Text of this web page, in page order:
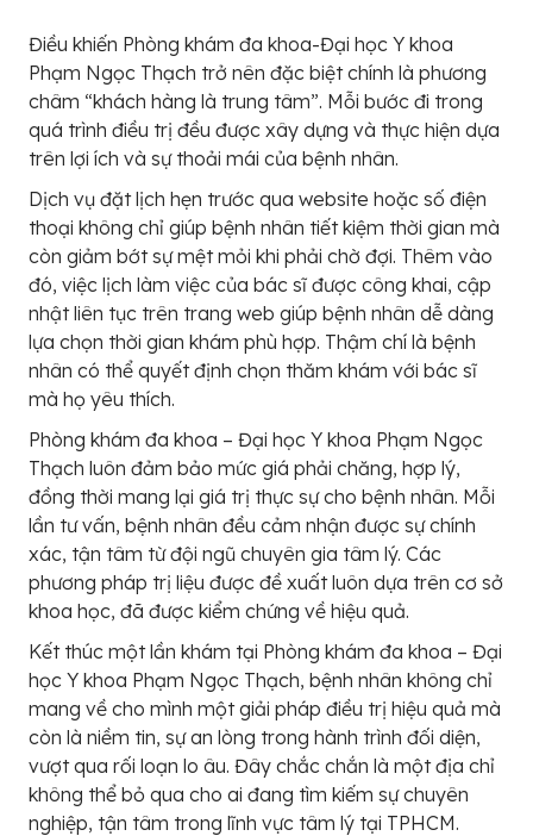
Điều khiến Phòng khám đa khoa-Đại học Y khoa
Phạm Ngọc Thạch trở nên đặc biệt chính là phương
châm “khách hàng là trung tâm”. Mỗi bước đi trong
quá trình điều trị đều được xây dựng và thực hiện dựa
trên lợi ích và sự thoải mái của bệnh nhân.
Dịch vụ đặt lịch hẹn trước qua website hoặc số điện
thoại không chỉ giúp bệnh nhân tiết kiệm thời gian mà
còn giảm bớt sự mệt mỏi khi phải chờ đợi. Thêm vào
đó, việc lịch làm việc của bác sĩ được công khai, cập
nhật liên tục trên trang web giúp bệnh nhân dễ dàng
lựa chọn thời gian khám phù hợp. Thậm chí là bệnh
nhân có thể quyết định chọn thăm khám với bác sĩ
mà họ yêu thích.
Phòng khám đa khoa – Đại học Y khoa Phạm Ngọc
Thạch luôn đảm bảo mức giá phải chăng, hợp lý,
đồng thời mang lại giá trị thực sự cho bệnh nhân. Mỗi
lần tư vấn, bệnh nhân đều cảm nhận được sự chính
xác, tận tâm từ đội ngũ chuyên gia tâm lý. Các
phương pháp trị liệu được đề xuất luôn dựa trên cơ sở
khoa học, đã được kiểm chứng về hiệu quả.
Kết thúc một lần khám tại Phòng khám đa khoa – Đại
học Y khoa Phạm Ngọc Thạch, bệnh nhân không chỉ
mang về cho mình một giải pháp điều trị hiệu quả mà
còn là niềm tin, sự an lòng trong hành trình đối diện,
vượt qua rối loạn lo âu. Đây chắc chắn là một địa chỉ
không thể bỏ qua cho ai đang tìm kiếm sự chuyên
nghiệp, tận tâm trong lĩnh vực tâm lý tại TPHCM.